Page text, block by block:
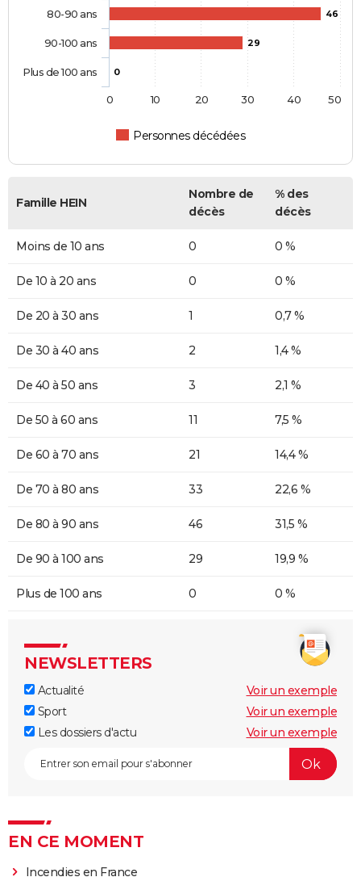
46
29
0
Personnes décédées
80-90 ans
90-100 ans
Plus de 100 ans
0 10 20 30 40 50
Famille HEIN
Nombre de
décès
% des
décès
Moins de 10 ans 0 0 %
De 10 à 20 ans 0 0 %
De 20 à 30 ans 1 0,7 %
De 30 à 40 ans 2 1,4 %
De 40 à 50 ans 3 2,1 %
De 50 à 60 ans 11 7,5 %
De 60 à 70 ans 21 14,4 %
De 70 à 80 ans 33 22,6 %
De 80 à 90 ans 46 31,5 %
De 90 à 100 ans 29 19,9 %
Plus de 100 ans 0 0 %
NEWSLETTERS
Actualité
Voir un exemple
Sport
Voir un exemple
Les dossiers d'actu
Voir un exemple
EN CE MOMENT
Incendies en France